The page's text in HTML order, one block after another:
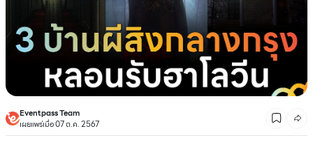
Eventpass Team
เผยแพร่เมื่อ 07 ต.ค. 2567